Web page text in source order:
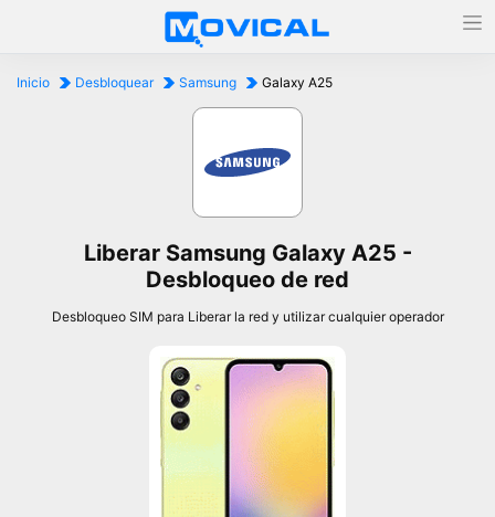
Inicio Desbloquear Samsung Galaxy A25
Liberar Samsung Galaxy A25 -
Desbloqueo de red
Desbloqueo SIM para Liberar la red y utilizar cualquier operador